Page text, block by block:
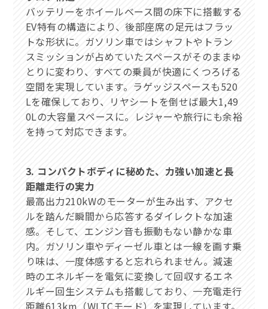
バッテリーをホイールベース間の床下に搭載する
EV特有の構造により、後部座席の足元はフラッ
トな形状に。ガソリン車ではシャフトやトラン
スミッションが占めていたスペースがそのままゆ
とりに変わり、すべての乗員が快適にくつろげる
空間を実現しています。ラゲッジスペースも520
Lを確保しており、リヤシートを倒せば最大1,49
0Lの大容量スペースに。レジャーや旅行にも余裕
を持って対応できます。
3. コンパクトボディに秘めた、力強い加速と長
距離走行の実力
最高出力210kWのモーターが生み出す、アクセ
ルを踏んだ瞬間から応答するダイレクトな加速
感。そして、エンジン音も振動もない静かな車
内。ガソリン車やディーゼル車とは一線を画す乗
り味は、一度体感すると忘れられません。減速
時のエネルギーを電気に変換して回収するエネ
ルギー回生システムも搭載しており、一充電走行